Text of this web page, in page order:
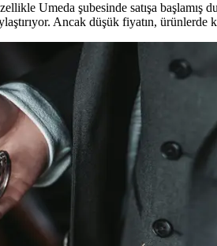
Umeda şubesinde satışa
Ancak düşük fiyatın,